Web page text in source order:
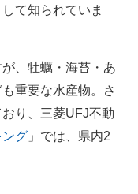
て知られていま
、牡蠣・海苔・あ
重要な水産物。さ
り、三菱UFJ不動
グ 」では、県内2